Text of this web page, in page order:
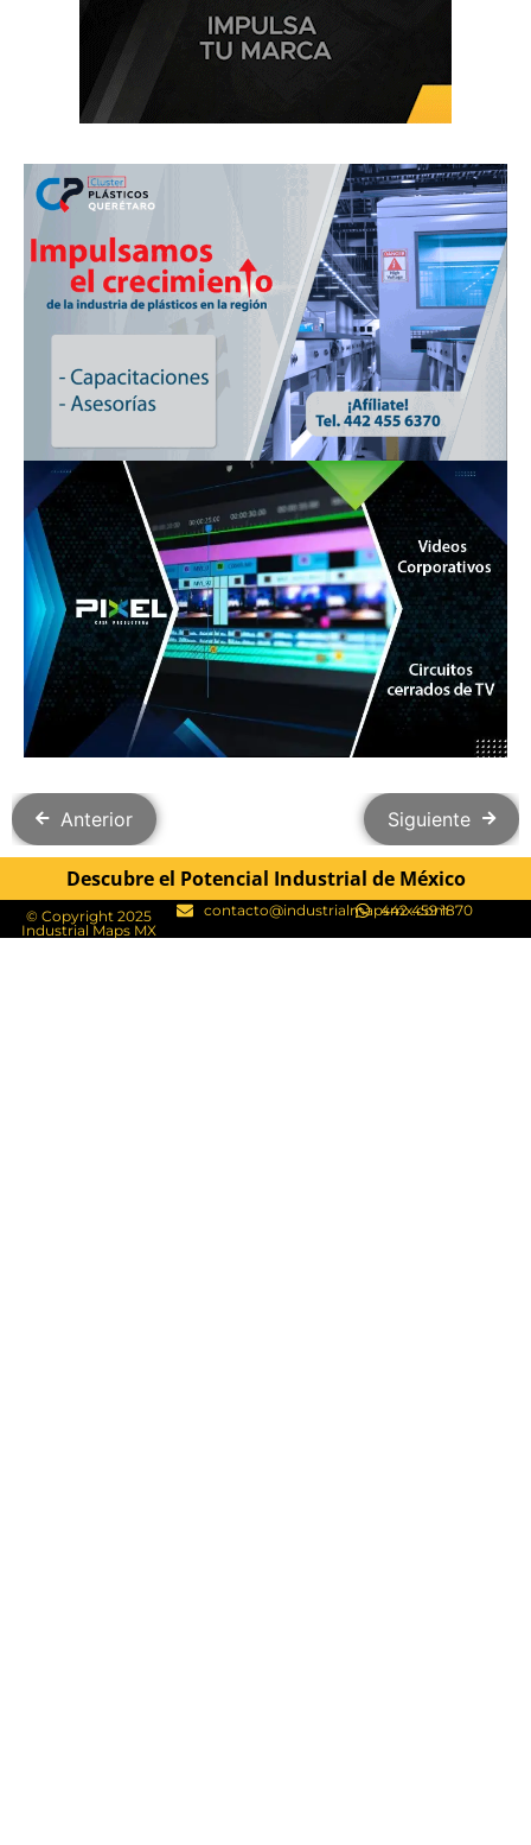
Anterior Siguiente
Descubre el Potencial Industrial de México
© Copyright 2025
Industrial Maps MX​
contacto@industrialmapsmx.com
442 459 1870